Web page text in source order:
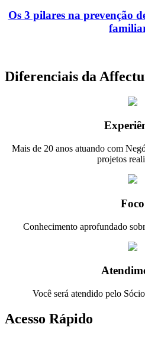
Os 3 pilares na prevenção
Diferenciais da
Mais de 20 anos atuando com
projetos
Foco
Conhecimento aprofundado
Você será atendido pelo
Acesso Rápido